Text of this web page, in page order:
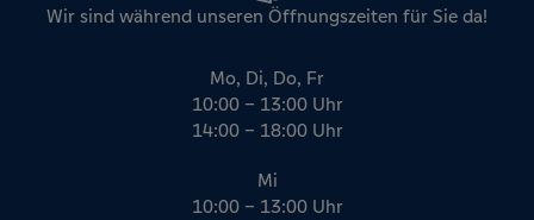
Wir sind während unseren Öffnungszeiten für Sie da!
Mo, Di, Do, Fr
10:00 – 13:00 Uhr
14:00 – 18:00 Uhr
Mi
10:00 – 13:00 Uhr